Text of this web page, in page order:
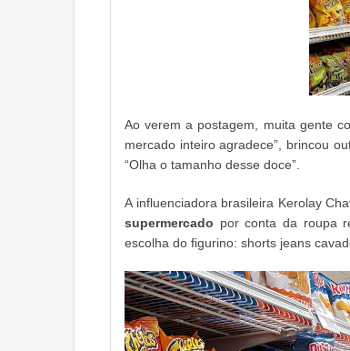
Ao verem a postagem, muita gente
mercado inteiro agradece”, brincou
“Olha o tamanho desse doce”.
A influenciadora brasileira Kerolay
supermercado por conta da roupa
escolha do figurino: shorts jeans